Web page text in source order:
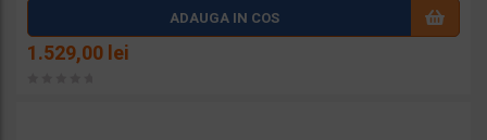
ADAUGA IN COS
1.529,00lei